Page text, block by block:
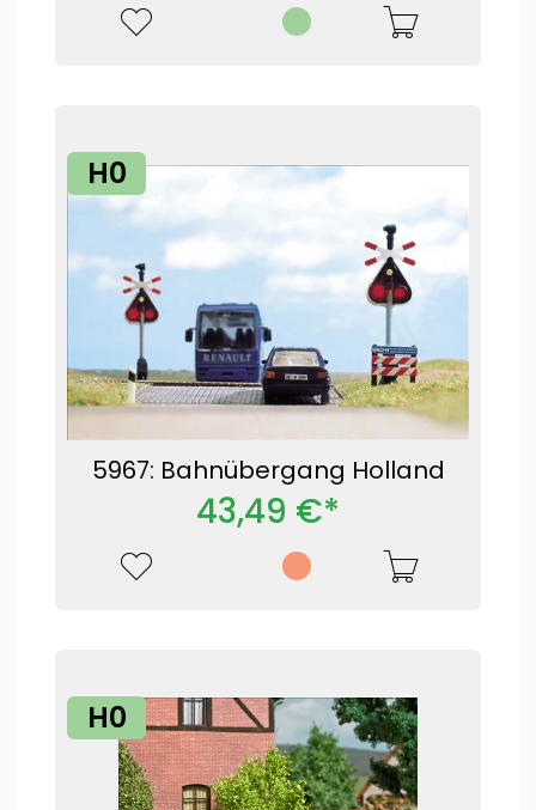
H0
5967: Bahnübergang Holland
43,49 €*
H0